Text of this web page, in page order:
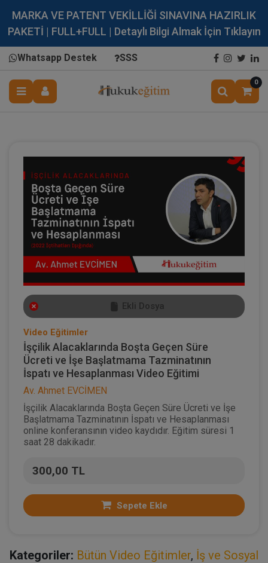
MARKA VE PATENT VEKİLLİĞİ SINAVINA HAZIRLIK
PAKETİ | FULL+FULL | Detaylı Bilgi Almak İçin Tıklayın
Whatsapp Destek SSS
0
Ekli Dosya
Video Eğitimler
İşçilik Alacaklarında Boşta Geçen Süre
Ücreti ve İşe Başlatmama Tazminatının
İspatı ve Hesaplanması Video Eğitimi
Av. Ahmet EVCİMEN
İşçilik Alacaklarında Boşta Geçen Süre Ücreti ve İşe
Başlatmama Tazminatının İspatı ve Hesaplanması
online konferansının video kaydıdır. Eğitim süresi 1
saat 28 dakikadır.
300,00 TL
Sepete Ekle
Kategoriler: Bütün Video Eğitimler, İş ve Sosyal